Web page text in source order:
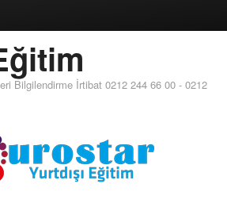
Bilgilendirme İrtibat 0212 244 66 00 - 0212